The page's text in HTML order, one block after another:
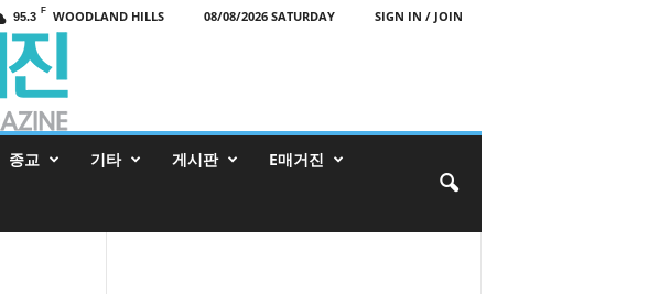
95.3 F WOODLAND HILLS 08/08/2026 SATURDAY SIGN IN / JOIN
종교 기타 게시판 E매거진